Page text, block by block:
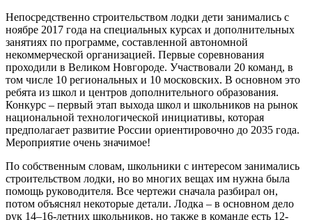
Непосредственно строительством лодки дети занимались с
ноябре 2017 года на специальных курсах и дополнительных
занятиях по программе, составленной автономной
некоммерческой организацией. Первые соревнования
проходили в Великом Новгороде. Участвовали 20 команд, в
том числе 10 региональных и 10 московских. В основном это
ребята из школ и центров дополнительного образования.
Конкурс – первый этап выхода школ и школьников на рынок
национальной технологической инициативы, которая
предполагает развитие России ориентировочно до 2035 года.
Мероприятие очень значимое!
По собственным словам, школьники с интересом занимались
строительством лодки, но во многих вещах им нужна была
помощь руководителя. Все чертежи сначала разбирал он,
потом объяснял некоторые детали. Лодка – в основном дело
рук 14–16-летних школьников, но также в команде есть 12-